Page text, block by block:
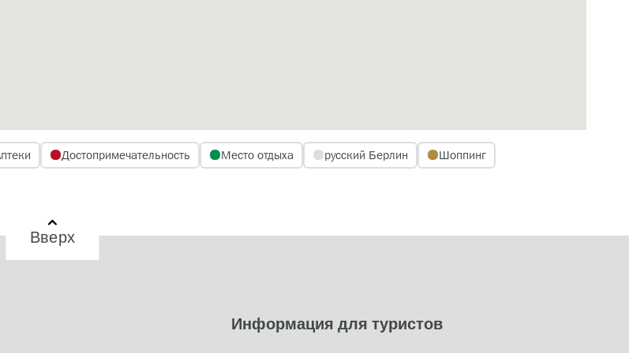
Достопримечательность Место отдыха русский Берлин Шоппинг
Вверх
Информация для туристов